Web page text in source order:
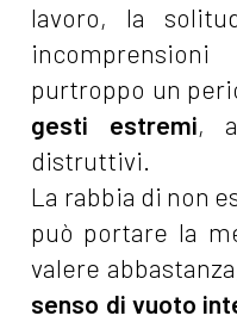
lavoro, la
purtroppo un
gesti estremi,
distruttivi.
La rabbia di non
può portare la
valere
senso di vuoto